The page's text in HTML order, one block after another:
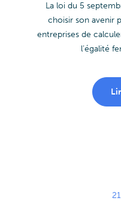
La loi du 5
choisir son avenir
entreprises de
l’égalité